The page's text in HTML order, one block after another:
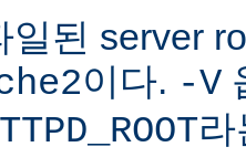
일된 server
이다. -V